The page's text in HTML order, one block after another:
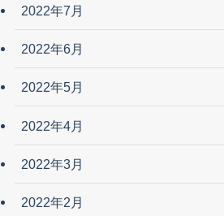
2022年7月
2022年6月
2022年5月
2022年4月
2022年3月
2022年2月